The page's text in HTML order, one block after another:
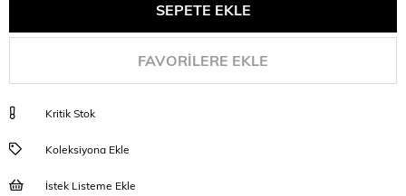
FAVORILERE EKLE
Kritik Stok
Koleksiyona Ekle
İstek Listeme Ekle